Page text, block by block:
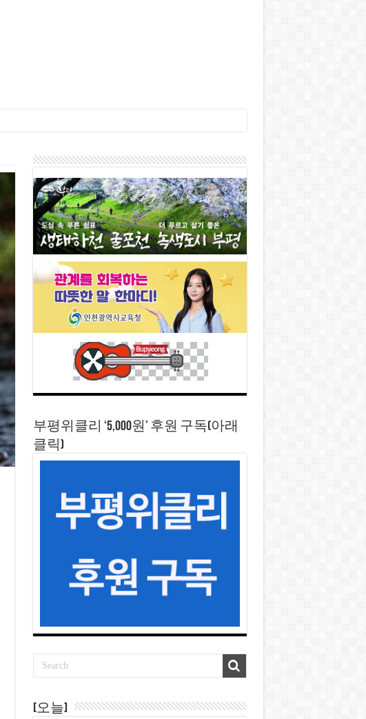
부평위클리 ‘5,000원’ 후원 구독(아래
클릭)
[오늘]